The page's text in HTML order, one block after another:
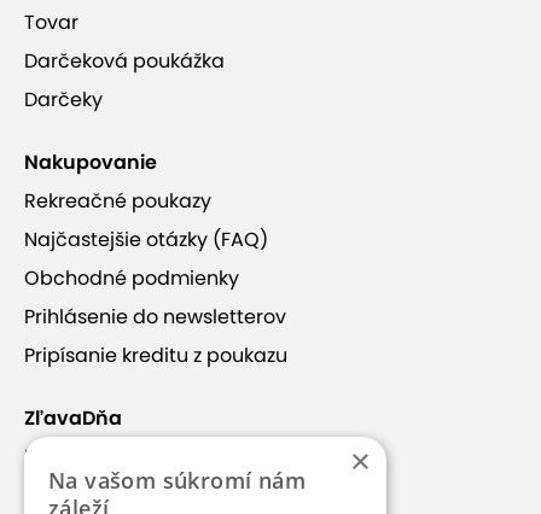
Tovar
Darčeková poukážka
Darčeky
Nakupovanie
Rekreačné poukazy
Najčastejšie otázky (FAQ)
Obchodné podmienky
Prihlásenie do newsletterov
Pripísanie kreditu z poukazu
ZľavaDňa
Náš príbeh
Kontakt
×
Na vašom súkromí nám
záleží